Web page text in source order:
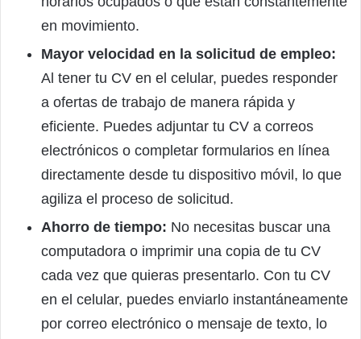
en movimiento.
Mayor velocidad en la solicitud de empleo:
Al tener tu CV en el celular, puedes responder
a ofertas de trabajo de manera rápida y
eficiente. Puedes adjuntar tu CV a correos
electrónicos o completar formularios en línea
directamente desde tu dispositivo móvil, lo que
agiliza el proceso de solicitud.
Ahorro de tiempo: No necesitas buscar una
computadora o imprimir una copia de tu CV
cada vez que quieras presentarlo. Con tu CV
en el celular, puedes enviarlo instantáneamente
por correo electrónico o mensaje de texto, lo